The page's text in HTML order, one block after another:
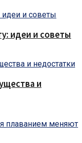
идеи и советы
и